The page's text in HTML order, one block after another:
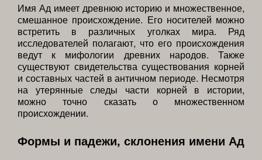
Имя Ад имеет древнюю историю и множественное,
смешанное происхождение. Его носителей можно
встретить в различных уголках мира. Ряд
исследователей полагают, что его происхождения
ведут к мифологии древних народов. Также
существуют свидетельства существования корней
и составных частей в античном периоде. Несмотря
на утерянные следы части корней в истории,
можно точно сказать о множественном
происхождении.
Формы и падежи, склонения имени Ад